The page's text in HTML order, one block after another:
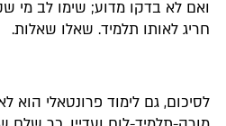
ואם לא בדקו מדוע; שימו לב מי
חריג לאותו תלמיד. שאלו שאלות.
לסיכום, גם לימוד פרונטאלי הוא